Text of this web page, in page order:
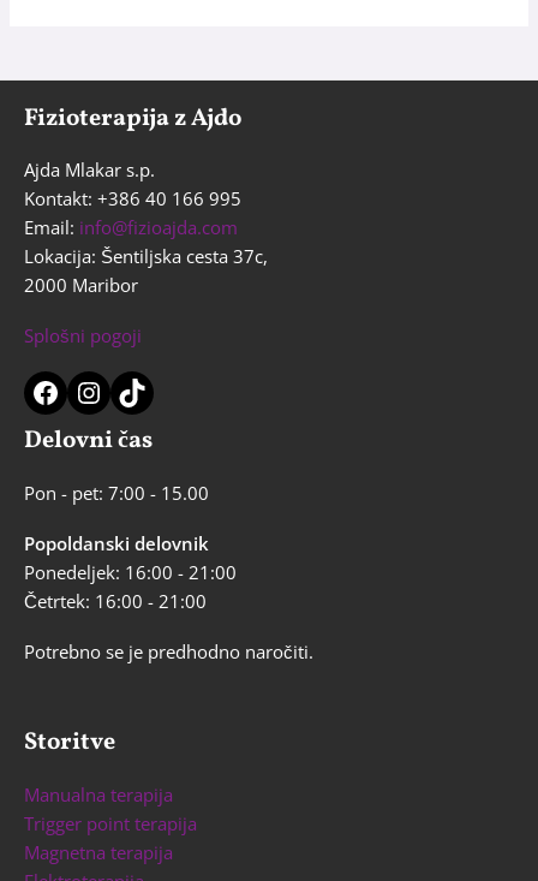
Fizioterapija z Ajdo
Ajda Mlakar s.p.
Kontakt: +386 40 166 995
Email: info@fizioajda.com
Lokacija: Šentiljska cesta 37c,
2000 Maribor
Splošni pogoji
Facebook
Instagram
TikTok
Delovni čas
Pon - pet: 7:00 - 15.00
Popoldanski delovnik
Ponedeljek: 16:00 - 21:00
Četrtek: 16:00 - 21:00
Potrebno se je predhodno naročiti.
Storitve
Manualna terapija
Trigger point terapija
Magnetna terapija